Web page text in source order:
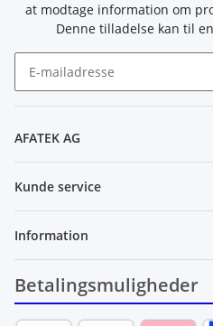
at modtage information om
Denne tilladelse kan til
AFATEK AG
Kunde service
Information
Betalingsmuligheder